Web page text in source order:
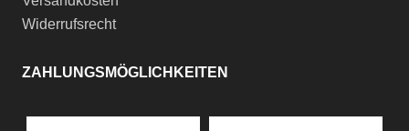
Widerrufsrecht
ZAHLUNGSMÖGLICHKEITEN